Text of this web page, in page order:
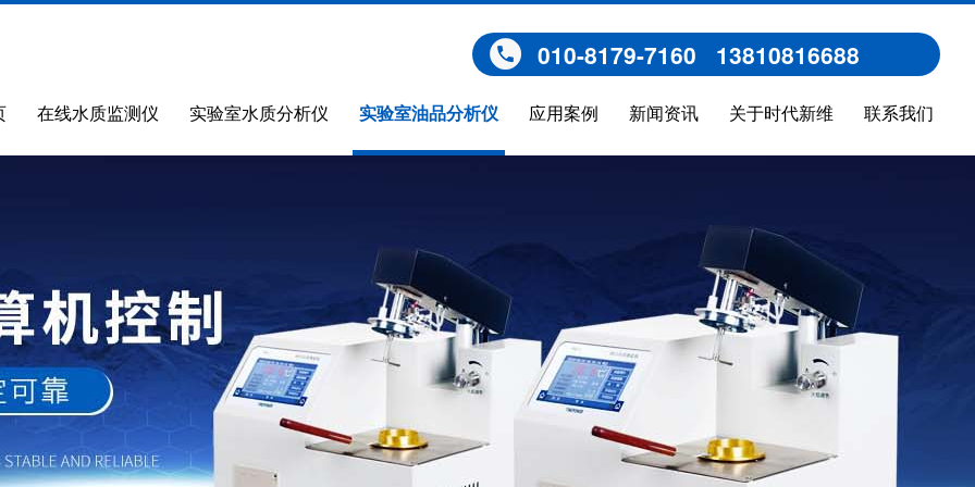
010-8179-7160 13810816688
在线水质监测仪 实验室水质分析仪 实验室油品分析仪 应用案例 新闻资讯 关于时代新维 联系我们